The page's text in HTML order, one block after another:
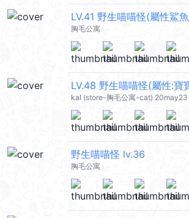
LV.41 野生喵喵怪(屬性鯊
胸毛公寓
LV.48 野生喵喵怪(屬性:寶
kal (store-胸毛公寓-cat) 20may23
野生喵喵怪 lv.36
胸毛公寓